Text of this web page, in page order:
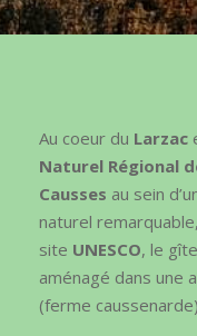
Au coeur du Larzac
Naturel Régional
Causses au sein
naturel
site UNESCO, le
aménagé dans une
(ferme